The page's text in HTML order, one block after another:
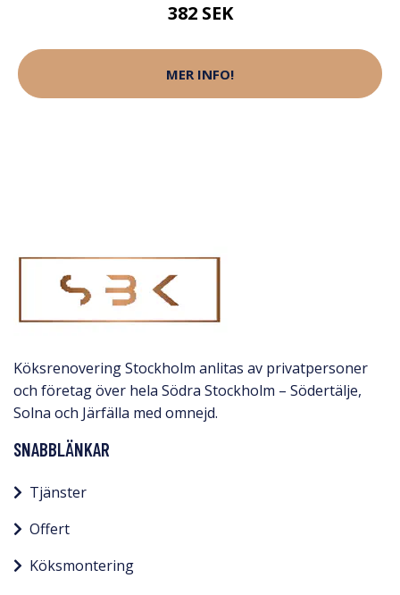
382 SEK
MER INFO!
Köksrenovering Stockholm anlitas av privatpersoner
och företag över hela Södra Stockholm – Södertälje,
Solna och Järfälla med omnejd.​
SNABBLÄNKAR
Tjänster
Offert
Köksmontering